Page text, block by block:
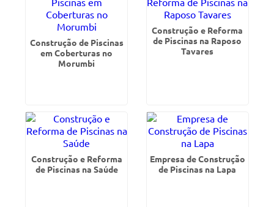
Construção de Piscinas
em Coberturas no
Morumbi
Construção e Reforma
de Piscinas na Raposo
Tavares
Construção e Reforma
de Piscinas na Saúde
Empresa de Construção
de Piscinas na Lapa